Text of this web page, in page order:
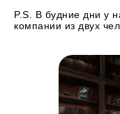
P.S. В будние дни у
компании из двух